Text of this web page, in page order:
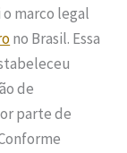
o marco legal
no Brasil. Essa
de
parte de